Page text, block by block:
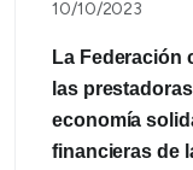
10/10/2023
La Federación
las
economía
financieras de